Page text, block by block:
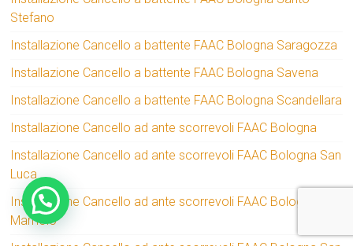
Stefano
Installazione Cancello a battente FAAC Bologna Saragozza
Installazione Cancello a battente FAAC Bologna Savena
Installazione Cancello a battente FAAC Bologna Scandellara
Installazione Cancello ad ante scorrevoli FAAC Bologna
Installazione Cancello ad ante scorrevoli FAAC Bologna San
Luca
Installazione Cancello ad ante scorrevoli FAAC Bologna San
Mamolo